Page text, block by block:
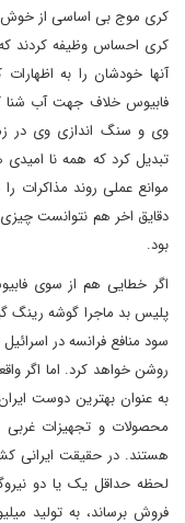
کری موج بی اساسی از خوش
کری احساس وظیفه کردند که
آنها خودشان را به
فابیوس خلاف جهت آب شنا
وی و سنگ اندازی وی در
تبدیل کرد که همه نا امیدی
موانع عملی روند مذاکرات
دقایق اخر هم نتوانست
بود.
اگر خطایی هم از سوی
پلیس بد ماجرا گوشه رینگ
سود منافع فرانسه در
روشن خواهد کرد. اما اگر
محصولات و تجهیزات غربی
هستند. در حقیقت ایرانی
لحظه حداقل یک یا دو
فروش برساند، به تولید